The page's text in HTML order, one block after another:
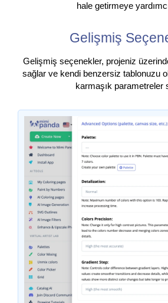
hale getirmeye
Gelişmiş
Gelişmiş seçenekler, projeniz
sağlar ve kendi benzersiz tablonuzu
karmaşık parametreler